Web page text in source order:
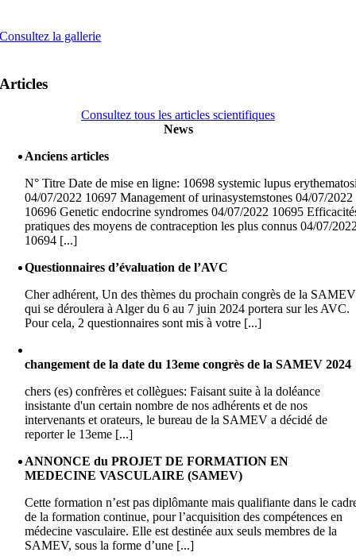
Consultez la gallerie
Articles
Consultez tous les articles scientifiques
News
Anciens articles
N° Titre Date de mise en ligne: 10698 systemic lupus
04/07/2022 10697 Management of urinasystemstones 04/07/2022
10696 Genetic endocrine syndromes 04/07/2022 10695
pratiques des moyens de contraception les plus connus 04/07/
10694 [...]
Questionnaires d’évaluation de l’AVC
Cher adhérent, Un des thèmes du prochain congrès de la SAMEV
qui se déroulera à Alger du 6 au 7 juin 2024 portera sur les AVC.
Pour cela, 2 questionnaires sont mis à votre [...]
changement de la date du 13eme congrès de la SAMEV 2024
chers (es) confrères et collègues: Faisant suite à la doléance
insistante d'un certain nombre de nos adhérents et de nos
intervenants et orateurs, le bureau de la SAMEV a décidé de
reporter le 13eme [...]
ANNONCE du PROJET DE FORMATION EN
MEDECINE VASCULAIRE (SAMEV)
Cette formation n’est pas diplômante mais qualifiante dans le
de la formation continue, pour l’acquisition des compétences en
médecine vasculaire. Elle est destinée aux seuls membres de la
SAMEV, sous la forme d’une [...]